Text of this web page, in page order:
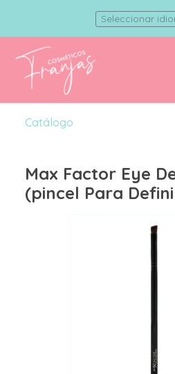
Seleccionar
Catálogo
Max Factor Eye
(pincel Para